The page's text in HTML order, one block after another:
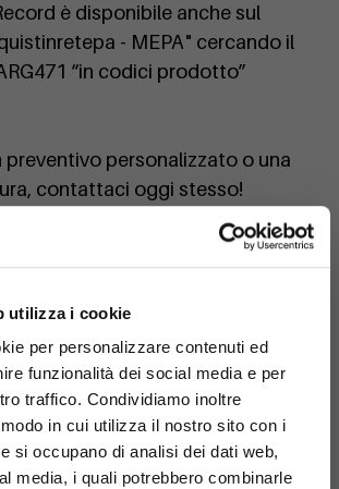
utilizza i cookie
per personalizzare contenuti ed
funzionalità dei social media e per
traffico. Condividiamo inoltre
in cui utilizza il nostro sito con i
si occupano di analisi dei dati web,
media, i quali potrebbero combinarle
è disponibile anche sul
- MEPA" cercando il
“in codici prodotto”
preventivo personalizzato o una
contattaci oggi stesso!